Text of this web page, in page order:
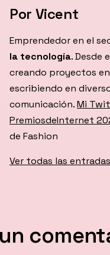
Por Vicent
Emprendedor en el
la tecnología. Desde
creando proyectos
escribiendo en
comunicación.Mi
PremiosdeInternet
de Fashion
Ver todas las